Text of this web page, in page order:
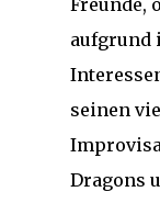
Freunde,
aufgrund
seinen
Dragons